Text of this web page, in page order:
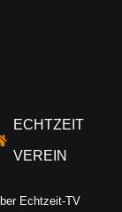
ECHTZEIT
VEREIN
Echtzeit-TV